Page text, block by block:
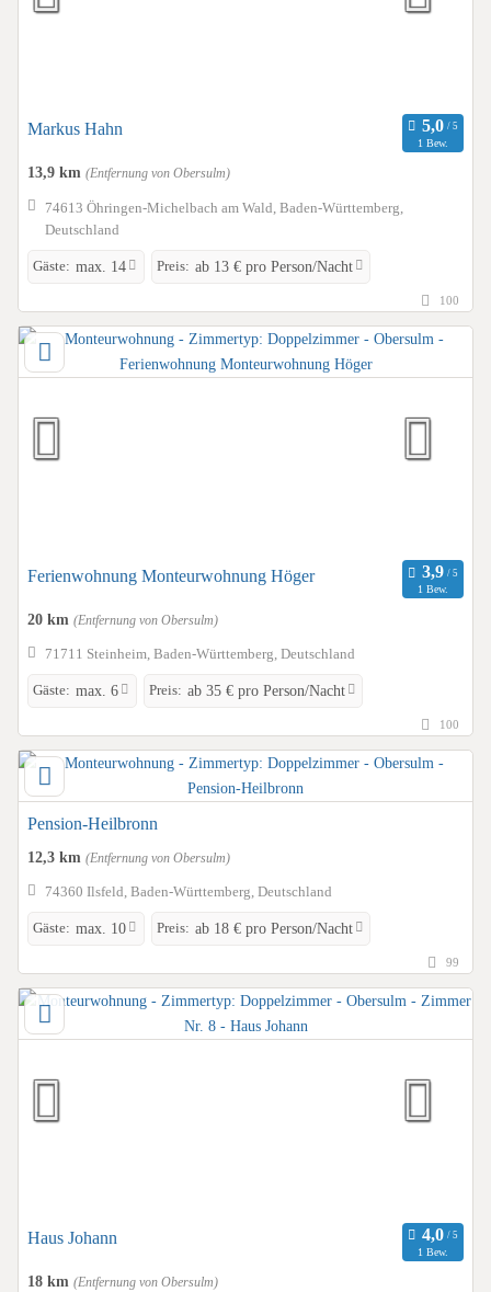
Markus Hahn
1 Bew.
13,9 km (Entfernung von Obersulm)
74613 Öhringen-Michelbach am Wald, Baden-Württemberg,
Deutschland
Gäste: max. 14 Preis: ab 13 € pro Person/Nacht
100
Ferienwohnung Monteurwohnung Höger
1 Bew.
20 km (Entfernung von Obersulm)
71711 Steinheim, Baden-Württemberg, Deutschland
Gäste: max. 6 Preis: ab 35 € pro Person/Nacht
100
Pension-Heilbronn
12,3 km (Entfernung von Obersulm)
74360 Ilsfeld, Baden-Württemberg, Deutschland
Gäste: max. 10 Preis: ab 18 € pro Person/Nacht
99
Haus Johann
1 Bew.
18 km (Entfernung von Obersulm)